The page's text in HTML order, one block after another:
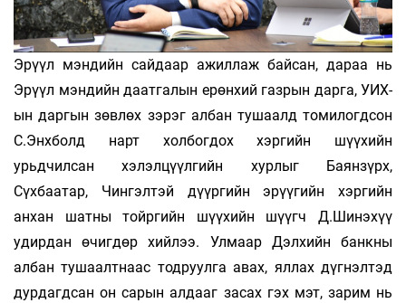
Эрүүл мэндийн сайдаар ажиллаж байсан, дараа нь
Эрүүл мэндийн даатгалын ерөнхий газрын дарга, УИХ-
ын даргын зөвлөх зэрэг албан тушаалд томилогдсон
С.Энхболд нарт холбогдох хэргийн шүү­хийн
урьдчилсан хэлэлцүүлгийн хурлыг Баянзүрх,
Сүхбаатар, Чингэлтэй дүүргийн эрүүгийн хэргийн
анхан шатны тойргийн шүүхийн шүүгч Д.Шинэхүү
удирдан өчигдөр хийлээ. Улмаар Дэлхийн банкны
албан тушаалтнаас тодруулга авах, яллах дүгнэлтэд
дурдагдсан он сарын алдааг засах гэх мэт, зарим нь